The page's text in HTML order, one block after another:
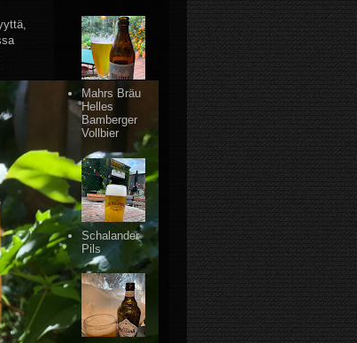
Mahrs Bräu
Helles
Bamberger
Vollbier
Schalander
Pils